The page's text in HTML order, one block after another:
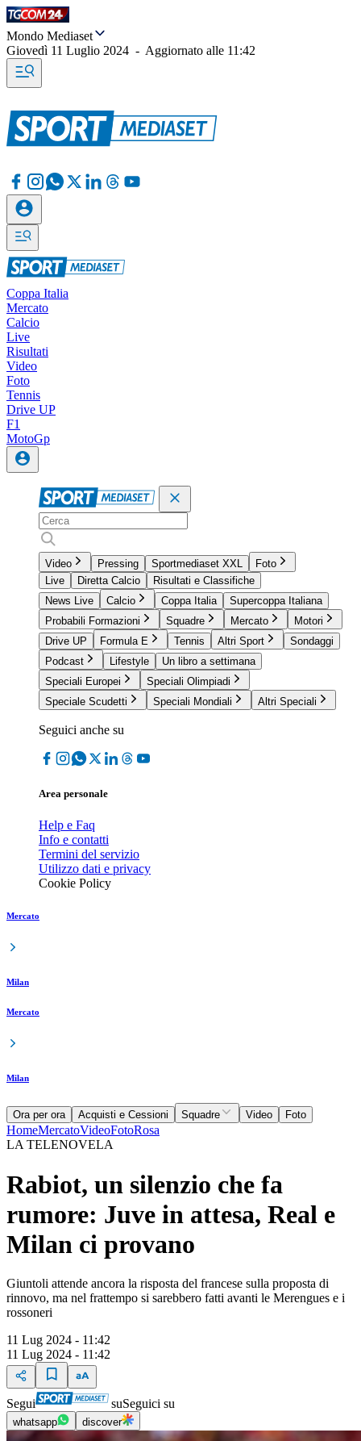
Mondo Mediaset
Giovedì 11 Luglio 2024 - Aggiornato alle 11:42
Coppa Italia
Mercato
Calcio
Live
Risultati
Video
Foto
Tennis
Drive UP
F1
MotoGp
Video Pressing Sportmediaset XXL
Foto
Live
Diretta Calcio
Risultati e Classifiche
News Live
Calcio Coppa Italia
Supercoppa Italiana
Probabili Formazioni
Squadre Mercato
Motori
Drive UP
Formula E Tennis Altri Sport
Sondaggi
Podcast
Lifestyle
Un libro a settimana
Speciali Europei
Speciali Olimpiadi
Speciale Scudetti
Speciali Mondiali Altri Speciali
Seguici anche su
Area personale
Help e Faq
Info e contatti
Termini del servizio
Utilizzo dati e privacy
Cookie Policy
Mercato
Milan
Mercato
Milan
Ora per ora Acquisti e Cessioni Squadre Video Foto
HomeMercatoVideoFotoRosa
LA TELENOVELA
Rabiot, un silenzio che fa
rumore: Juve in attesa, Real e
Milan ci provano
Giuntoli attende ancora la risposta del francese sulla proposta di
rinnovo, ma nel frattempo si sarebbero fatti avanti le Merengues e i
rossoneri
11 Lug 2024 - 11:42
11 Lug 2024 - 11:42
Segui suSeguici su
whatsapp discover